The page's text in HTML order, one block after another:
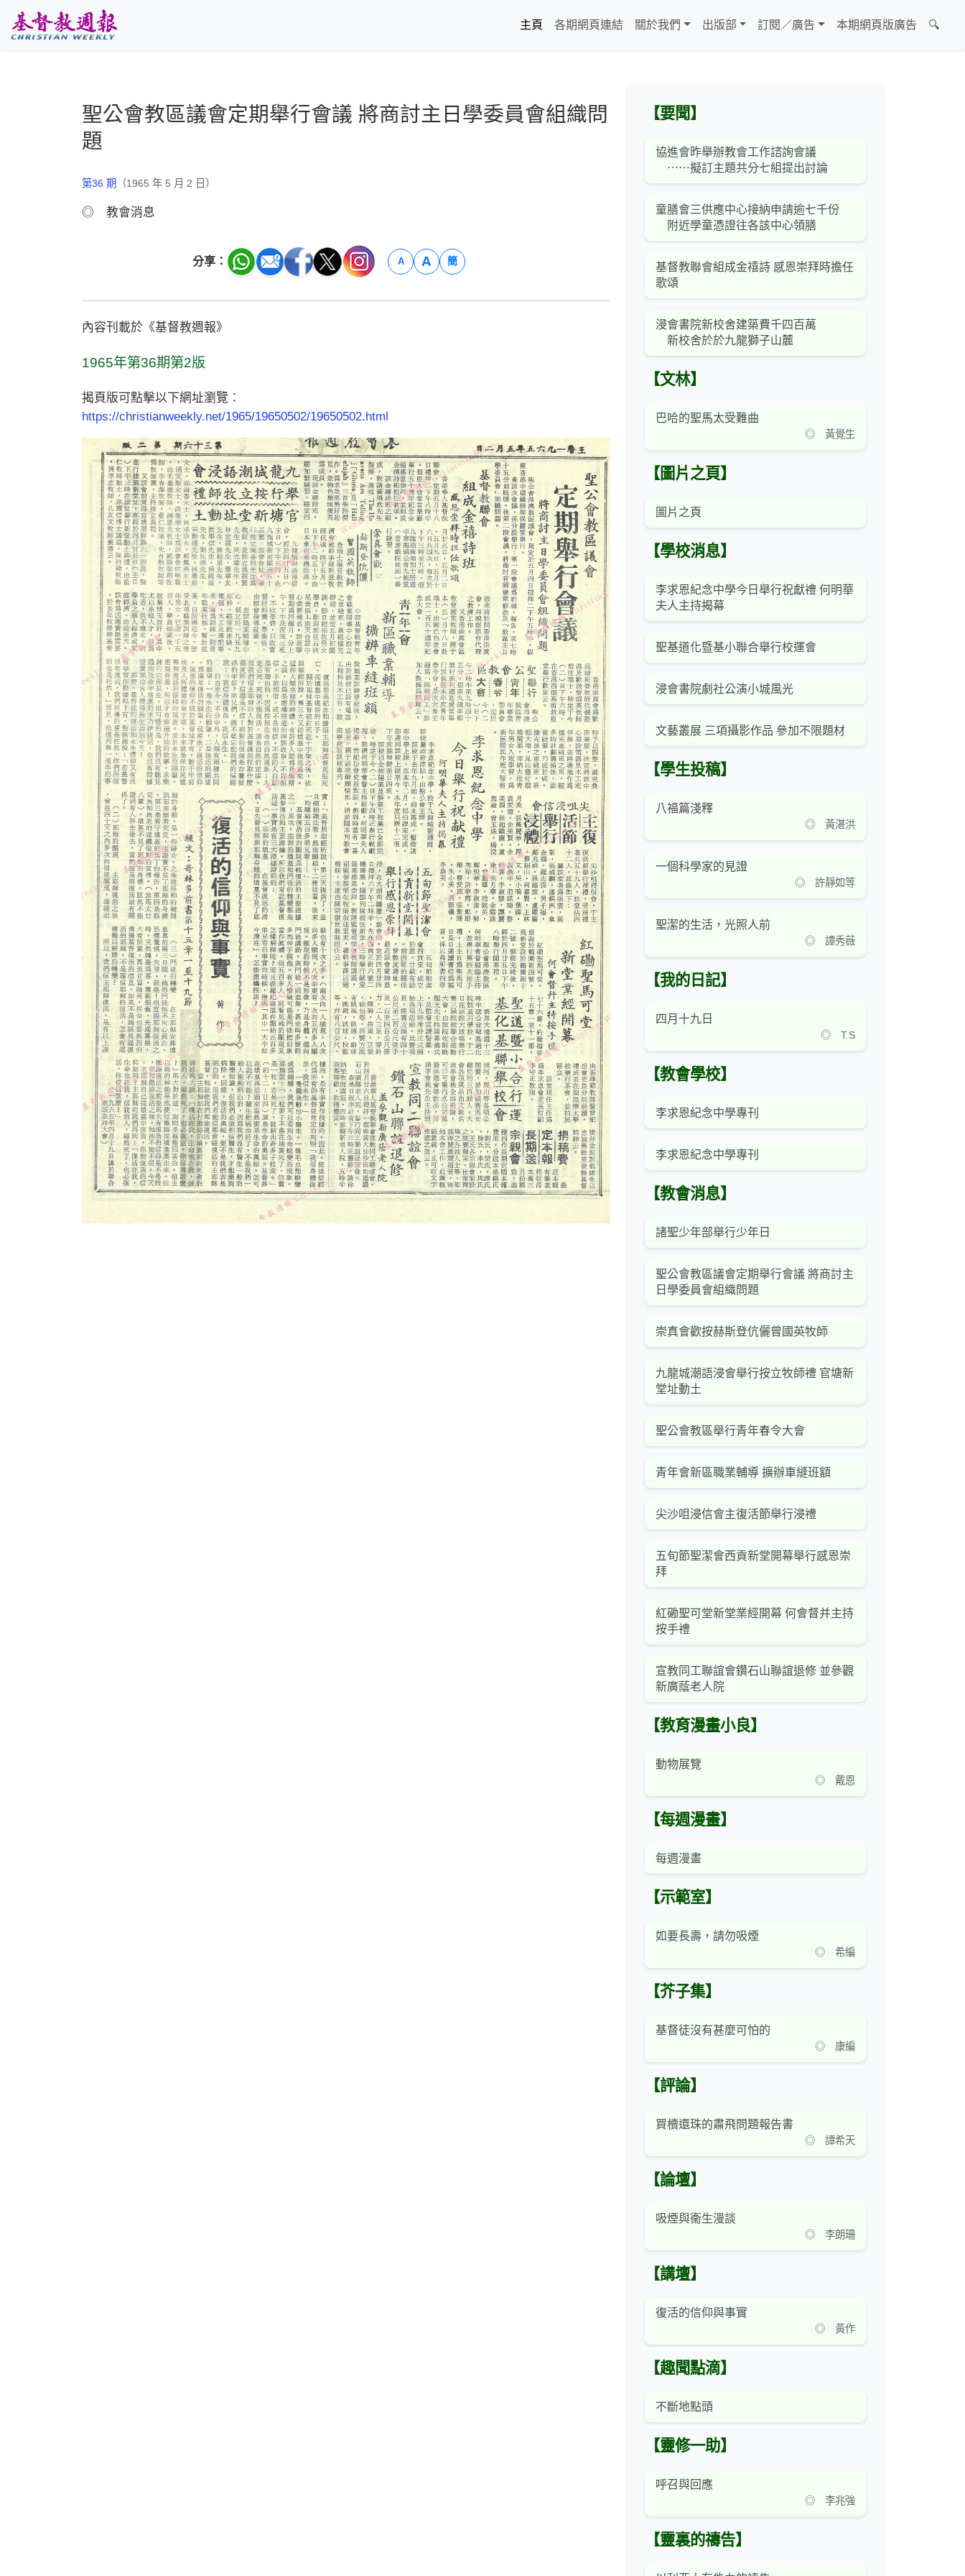
主頁
各期網頁連結 關於我們 出版部 訂閱／廣告 本期網頁版廣告 🔍
聖公會教區議會定期舉行會議 將商討主日學委員會組織問
題
第36 期 （1965 年 5 月 2 日）
◎ 教會消息
分享： A A 簡
內容刊載於《基督教週報》
1965年第36期第2版
揭頁版可點擊以下網址瀏覽：
https://christianweekly.net/1965/19650502/19650502.html
【要聞】
協進會昨舉辦教會工作諮詢會議
⋯⋯擬訂主題共分七組提出討論
童膳會三供應中心接納申請逾七千份
附近學童憑證往各該中心領膳
基督教聯會組成金禧詩 感恩崇拜時擔任
歌頌
浸會書院新校舍建築費千四百萬
新校舍於於九龍獅子山麓
【文林】
巴哈的聖馬太受難曲
◎ 黃覺生
【圖片之頁】
圖片之頁
【學校消息】
李求恩紀念中學今日舉行祝獻禮 何明華
夫人主持揭幕
聖基道化暨基小聯合舉行校運會
浸會書院劇社公演小城風光
文藝叢展 三項攝影作品 參加不限題材
【學生投稿】
八福篇淺釋
◎ 黃湛洪
一個科學家的見證
◎ 許靜如等
聖潔的生活，光照人前
◎ 譚秀薇
【我的日記】
四月十九日
◎ T.S
【教會學校】
李求恩紀念中學專刊
李求恩紀念中學專刊
【教會消息】
諸聖少年部舉行少年日
聖公會教區議會定期舉行會議 將商討主
日學委員會組織問題
崇真會歡按赫斯登伉儷曾國英牧師
九龍城潮語浸會舉行按立牧師禮 官塘新
堂址動土
聖公會教區舉行青年春令大會
青年會新區職業輔導 擴辦車縫班額
尖沙咀浸信會主復活節舉行浸禮
五旬節聖潔會西貢新堂開幕舉行感恩崇
拜
紅磡聖可堂新堂業經開幕 何會督并主持
按手禮
宣教同工聯誼會鑽石山聯誼退修 並參觀
新廣蔭老人院
【教育漫畫小良】
動物展覽
◎ 戴恩
【每週漫畫】
每週漫畫
【示範室】
如要長壽，請勿吸煙
◎ 希編
【芥子集】
基督徒沒有甚麼可怕的
◎ 康編
【評論】
買櫝還珠的肅飛問題報告書
◎ 譚希天
【論壇】
吸煙與衞生漫談
◎ 李朗珊
【講壇】
復活的信仰與事實
◎ 黃作
【趣聞點滴】
不斷地點頭
【靈修一助】
呼召與回應
◎ 李兆強
【靈裏的禱告】